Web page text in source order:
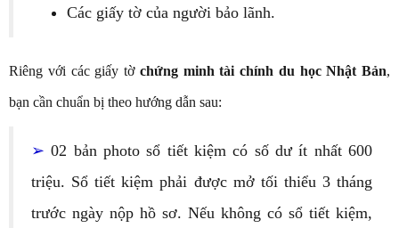
Các giấy tờ của người bảo lãnh.
Riêng với các giấy tờ chứng minh tài chính du học Nhật Bản,
bạn cần chuẩn bị theo hướng dẫn sau:
➢02 bản photo sổ tiết kiệm có số dư ít nhất 600
triệu. Sổ tiết kiệm phải được mở tối thiểu 3 tháng
trước ngày nộp hồ sơ. Nếu không có sổ tiết kiệm,